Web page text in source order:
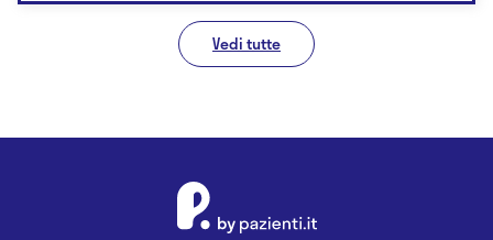
Vedi tutte